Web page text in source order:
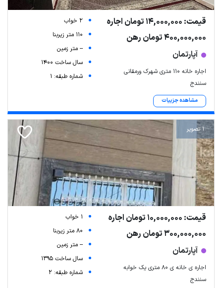
قیمت: 14,000,000 تومان اجاره
400,000,000 تومان رهن
آپارتمان
اجاره خانه 110 متری شهرک ورمقانی
سنندج
مشاهده جزییات
2 خواب
110 متر زیربنا
-- متر زمین
سال ساخت 1400
شماره طبقه: 1
1 تصویر
قیمت: 10,000,000 تومان اجاره
300,000,000 تومان رهن
آپارتمان
اجاره ی خانه ی ۸۰ متری یک خوابه
سنندج
1 خواب
80 متر زیربنا
-- متر زمین
سال ساخت 1395
شماره طبقه: 2